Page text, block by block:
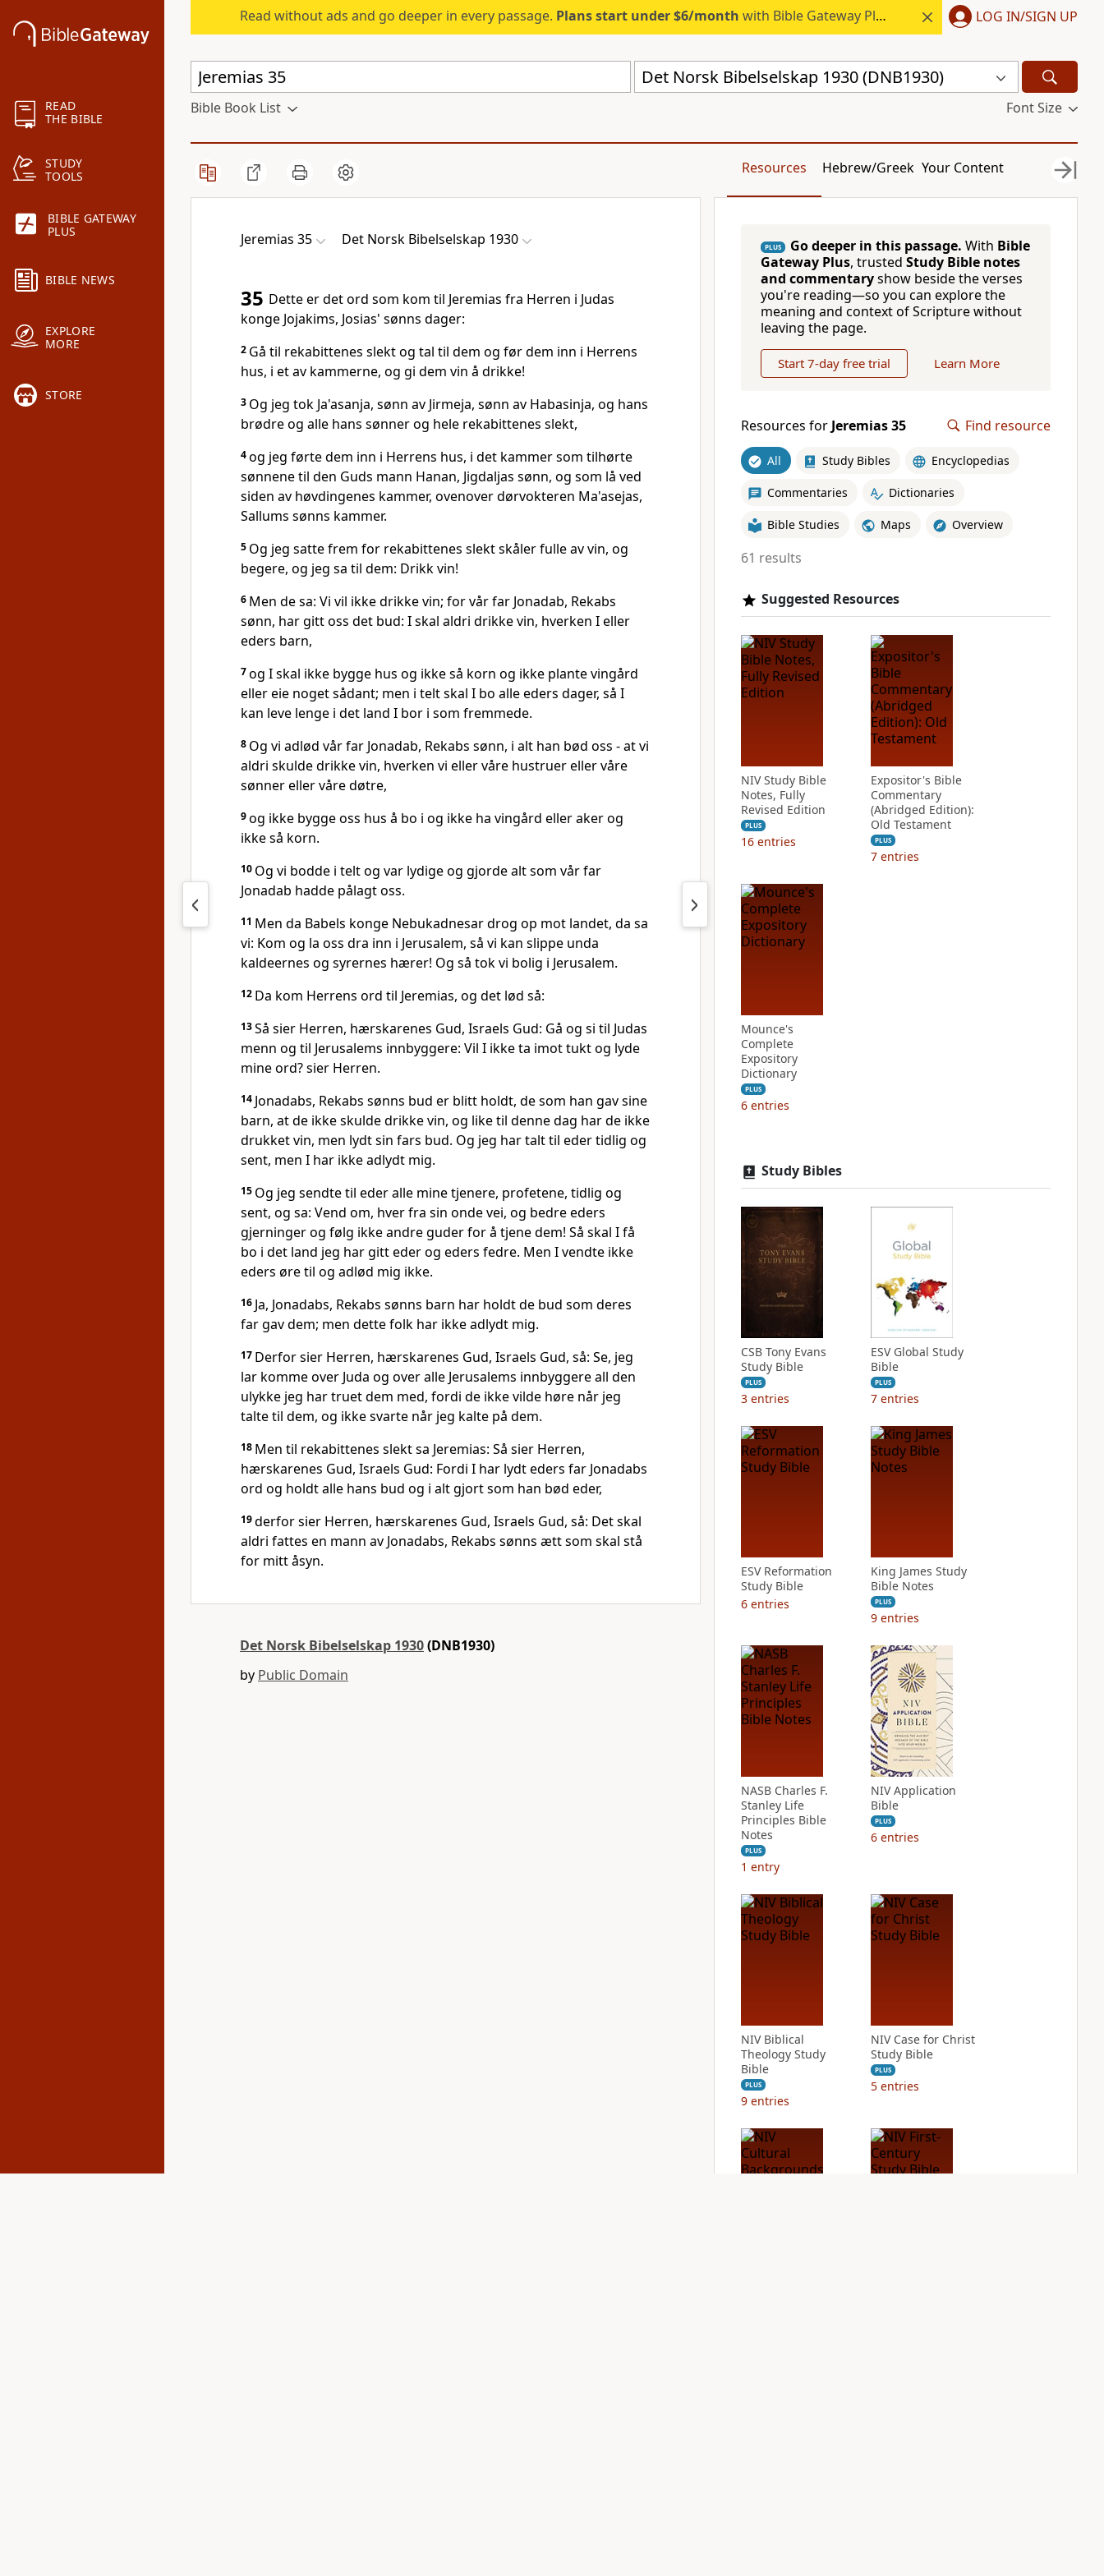
READ
THE BIBLE
STUDY
TOOLS
BIBLE GATEWAY
PLUS
BIBLE NEWS
EXPLORE
MORE
STORE
Read without ads and go deeper in every passage. Plans start under $6/month with Bible Gateway Plus. LOG IN/SIGN UP
Det Norsk Bibelselskap 1930 (DNB1930)
Bible Book List Font Size
Resources Hebrew/Greek Your Content
Jeremias 35 Det Norsk Bibelselskap 1930
35 Dette er det ord som kom til Jeremias fra Herren i Judas
konge Jojakims, Josias' sønns dager:
2 Gå til rekabittenes slekt og tal til dem og før dem inn i Herrens
hus, i et av kammerne, og gi dem vin å drikke!
3 Og jeg tok Ja'asanja, sønn av Jirmeja, sønn av Habasinja, og hans
brødre og alle hans sønner og hele rekabittenes slekt,
4og jeg førte dem inn i Herrens hus, i det kammer som tilhørte
sønnene til den Guds mann Hanan, Jigdaljas sønn, og som lå ved
siden av høvdingenes kammer, ovenover dørvokteren Ma'asejas,
Sallums sønns kammer.
5 Og jeg satte frem for rekabittenes slekt skåler fulle av vin, og
begere, og jeg sa til dem: Drikk vin!
6 Men de sa: Vi vil ikke drikke vin; for vår far Jonadab, Rekabs
sønn, har gitt oss det bud: I skal aldri drikke vin, hverken I eller
eders barn,
7og I skal ikke bygge hus og ikke så korn og ikke plante vingård
eller eie noget sådant; men i telt skal I bo alle eders dager, så I
kan leve lenge i det land I bor i som fremmede.
8 Og vi adlød vår far Jonadab, Rekabs sønn, i alt han bød oss - at vi
aldri skulde drikke vin, hverken vi eller våre hustruer eller våre
sønner eller våre døtre,
9og ikke bygge oss hus å bo i og ikke ha vingård eller aker og
ikke så korn.
10 Og vi bodde i telt og var lydige og gjorde alt som vår far
Jonadab hadde pålagt oss.
11 Men da Babels konge Nebukadnesar drog op mot landet, da sa
vi: Kom og la oss dra inn i Jerusalem, så vi kan slippe unda
kaldeernes og syrernes hærer! Og så tok vi bolig i Jerusalem.
12 Da kom Herrens ord til Jeremias, og det lød så:
13Så sier Herren, hærskarenes Gud, Israels Gud: Gå og si til Judas
menn og til Jerusalems innbyggere: Vil I ikke ta imot tukt og lyde
mine ord? sier Herren.
14 Jonadabs, Rekabs sønns bud er blitt holdt, de som han gav sine
barn, at de ikke skulde drikke vin, og like til denne dag har de ikke
drukket vin, men lydt sin fars bud. Og jeg har talt til eder tidlig og
sent, men I har ikke adlydt mig.
15 Og jeg sendte til eder alle mine tjenere, profetene, tidlig og
sent, og sa: Vend om, hver fra sin onde vei, og bedre eders
gjerninger og følg ikke andre guder for å tjene dem! Så skal I få
bo i det land jeg har gitt eder og eders fedre. Men I vendte ikke
eders øre til og adlød mig ikke.
16 Ja, Jonadabs, Rekabs sønns barn har holdt de bud som deres
far gav dem; men dette folk har ikke adlydt mig.
17 Derfor sier Herren, hærskarenes Gud, Israels Gud, så: Se, jeg
lar komme over Juda og over alle Jerusalems innbyggere all den
ulykke jeg har truet dem med, fordi de ikke vilde høre når jeg
talte til dem, og ikke svarte når jeg kalte på dem.
18 Men til rekabittenes slekt sa Jeremias: Så sier Herren,
hærskarenes Gud, Israels Gud: Fordi I har lydt eders far Jonadabs
ord og holdt alle hans bud og i alt gjort som han bød eder,
19derfor sier Herren, hærskarenes Gud, Israels Gud, så: Det skal
aldri fattes en mann av Jonadabs, Rekabs sønns ætt som skal stå
for mitt åsyn.
Det Norsk Bibelselskap 1930(DNB1930)
by Public Domain
PLUS Go deeper in this passage. With Bible
Gateway Plus, trusted Study Bible notes
and commentaryshow beside the verses
you're reading—so you can explore the
meaning and context of Scripture without
leaving the page.
Start 7-day free trial Learn More
Resources for Jeremias 35 Find resource
All Study Bibles Encyclopedias
Commentaries Dictionaries
Bible Studies Maps Overview
61 results
Suggested Resources
NIV Study Bible
Notes, Fully
Revised Edition
PLUS
16 entries
Expositor's Bible
Commentary
(Abridged Edition):
Old Testament
PLUS
7 entries
Mounce's
Complete
Expository
Dictionary
PLUS
6 entries
Study Bibles
CSB Tony Evans
Study Bible
PLUS
3 entries
ESV Global Study
Bible
PLUS
7 entries
ESV Reformation
Study Bible
6 entries
King James Study
Bible Notes
PLUS
9 entries
NASB Charles F.
Stanley Life
Principles Bible
Notes
PLUS
1 entry
NIV Application
Bible
PLUS
6 entries
NIV Biblical
Theology Study
Bible
PLUS
9 entries
NIV Case for Christ
Study Bible
PLUS
5 entries